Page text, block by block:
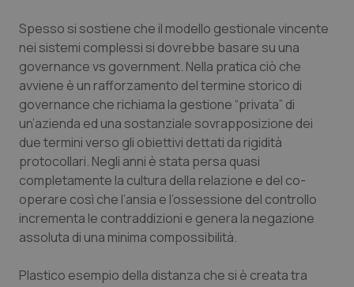
Spesso si sostiene che il modello gestionale vincente
nei sistemi complessi si dovrebbe basare su una
governance vs government. Nella pratica ciò che
avviene è un rafforzamento del termine storico di
governance che richiama la gestione “privata” di
un’azienda ed una sostanziale sovrapposizione dei
due termini verso gli obiettivi dettati da rigidità
protocollari. Negli anni è stata persa quasi
completamente la cultura della relazione e del co-
operare così che l’ansia e l’ossessione del controllo
incrementa le contraddizioni e genera la negazione
assoluta di una minima compossibilità.
Plastico esempio della distanza che si è creata tra